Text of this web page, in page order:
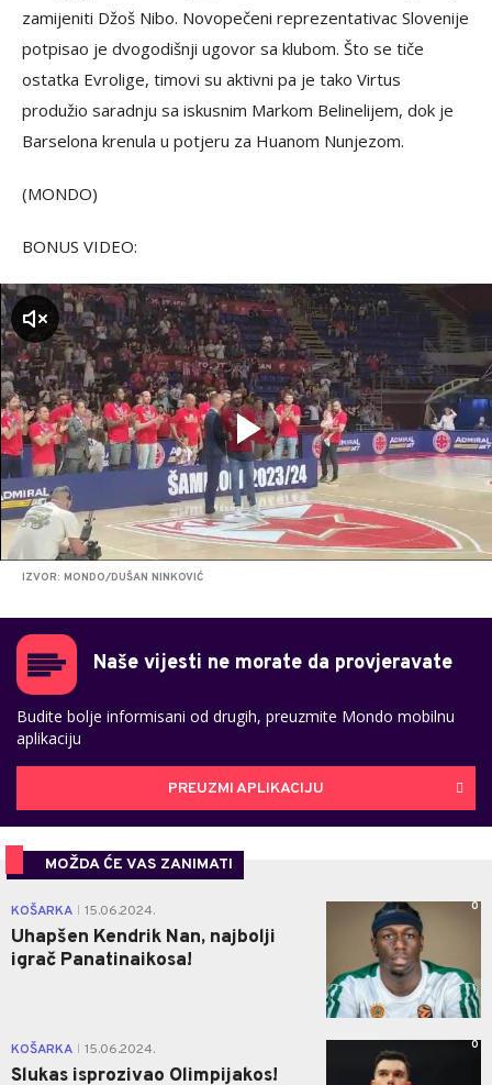
zamijeniti Džoš Nibo. Novopečeni reprezentativac Slovenije
potpisao je dvogodišnji ugovor sa klubom. Što se tiče
ostatka Evrolige, timovi su aktivni pa je tako Virtus
produžio saradnju sa iskusnim Markom Belinelijem, dok je
Barselona krenula u potjeru za Huanom Nunjezom.
(MONDO)
BONUS VIDEO:
IZVOR: MONDO/DUŠAN NINKOVIĆ
Naše vijesti ne morate da provjeravate
Budite bolje informisani od drugih, preuzmite Mondo mobilnu
aplikaciju
PREUZMI APLIKACIJU
MOŽDA ĆE VAS ZANIMATI
KOŠARKA 15.06.2024.
Uhapšen Kendrik Nan, najbolji
igrač Panatinaikosa!
0
KOŠARKA 15.06.2024.
Slukas isprozivao Olimpijakos!
0